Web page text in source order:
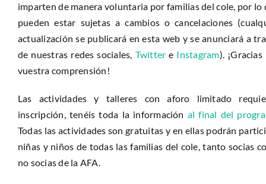
imparten de manera voluntaria por familias del cole, por lo
pueden estar sujetas a cambios o cancelaciones
actualización se publicará en esta web y se anunciará a
de nuestras redes sociales, Twittere Instagram).
vuestra comprensión!
Las actividades y talleres con aforo limitado
inscripción, tenéis toda la información al final del
Todas las actividades son gratuitas y en ellas podrán
niñas y niños de todas las familias del cole, tanto socias
no socias de la AFA.